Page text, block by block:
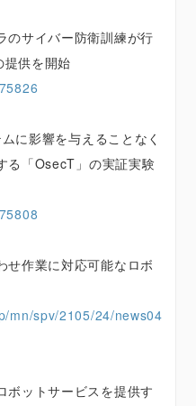
のサイバー防衛訓練が行
提供を開始
に影響を与えることなく
る「OsecT」の実証実験
せ作業に対応可能なロボ
mn/spv/2105/24/news04
ボットサービスを提供す